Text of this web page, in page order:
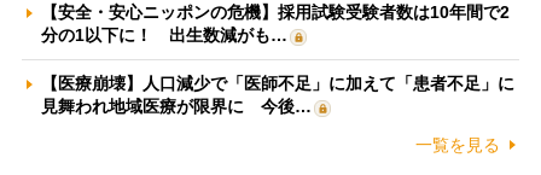
【安全・安心ニッポンの危機】採用試験受験者数は10年間で2
分の1以下に！ 出生数減がも…
【医療崩壊】人口減少で「医師不足」に加えて「患者不足」に
見舞われ地域医療が限界に 今後…
一覧を見る